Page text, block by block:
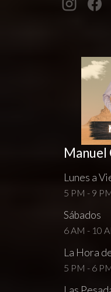
Manuel
Lunes a
5 PM - 9
Sábados
6 AM - 10
La Hora
5 PM - 6